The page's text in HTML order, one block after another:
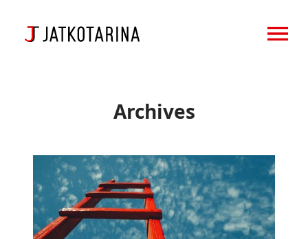
Archives
Sisältömarkkinoinnilla
tehokkainta
myynnin
kasvua